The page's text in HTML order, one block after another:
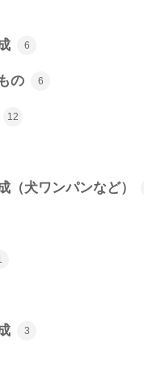
6
の 6
12
（犬ワンパンなど）
3